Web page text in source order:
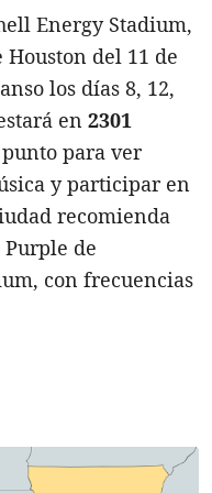
Energy Stadium,
del 11 de
los días 8, 12,
en 2301
para ver
y participar en
recomienda
de
con frecuencias